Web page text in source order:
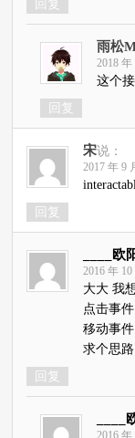
回复
雨松
2018
这个
回复
宋说：
2017 年 9
回复
____欧
2016 年
大大 我
点击事
移动事
求个思路
回复
____
2016